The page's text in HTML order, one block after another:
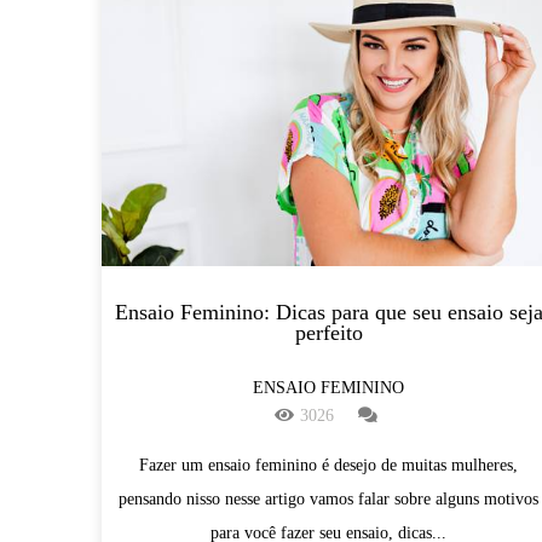
Ensaio Feminino: Dicas para que seu ensaio seja
perfeito
ENSAIO FEMININO
3026
Fazer um ensaio feminino é desejo de muitas mulheres,
pensando nisso nesse artigo vamos falar sobre alguns motivos
para você fazer seu ensaio, dicas...